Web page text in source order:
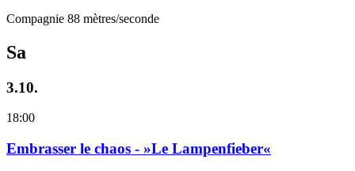
Compagnie 88 mètres/seconde
Sa
3.10.
18:00
Embrasser le chaos - »Le Lampenfieber«